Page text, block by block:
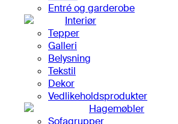
Entré og garderobe
Interiør
Tepper
Galleri
Belysning
Tekstil
Dekor
Vedlikeholdsprodukter
Hagemøbler
Sofagrupper